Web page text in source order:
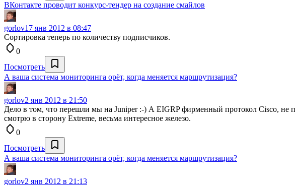
ВКонтакте проводит конкурс-тендер на создание смайлов
gorlov17 янв 2012 в 08:47
Сортировка теперь по количеству подписчиков.
0
Посмотреть
А ваша система мониторинга орёт, когда меняется маршрутизация?
gorlov2 янв 2012 в 21:50
Дело в том, что перешли мы на Juniper :-) А EIGRP фирменный протокол Cisco, не
смотрю в сторону Extreme, весьма интересное железо.
0
Посмотреть
А ваша система мониторинга орёт, когда меняется маршрутизация?
gorlov2 янв 2012 в 21:13